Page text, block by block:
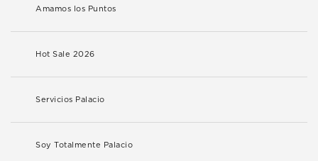
Amamos los Puntos
Hot Sale 2026
Servicios Palacio
Soy Totalmente Palacio